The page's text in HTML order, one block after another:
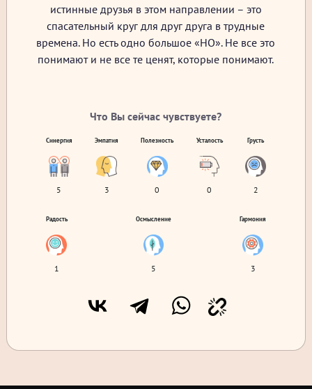
истинные друзья в этом направлении – это
спасательный круг для друг друга в трудные
времена. Но есть одно большое «НО». Не все это
понимают и не все те ценят, которые понимают.
Что Вы сейчас чувствуете?
Синергия
5
Эмпатия
3
Полезность
0
Усталость
0
Грусть
2
Радость
1
Осмысление
5
Гармония
3